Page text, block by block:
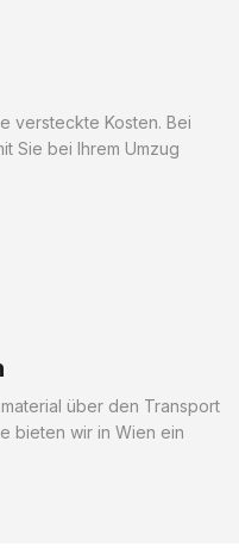
versteckte Kosten. Bei
Sie bei Ihrem Umzug
über den Transport
bieten wir in Wien ein